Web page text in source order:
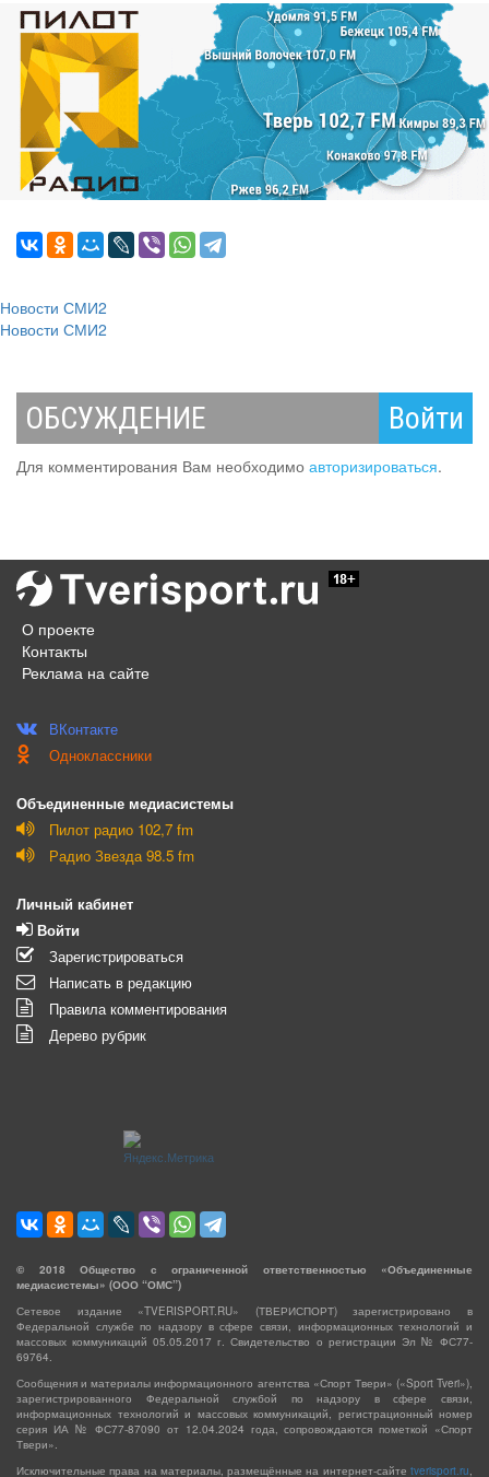
Новости СМИ2
Новости СМИ2
ОБСУЖДЕНИЕ Войти
Для комментирования Вам необходимо авторизироваться.
О проекте
Контакты
Реклама на сайте
ВКонтакте
Одноклассники
Объединенные медиасистемы
Пилот радио 102,7 fm
Радио Звезда 98.5 fm
Личный кабинет
Войти
Зарегистрироваться
Написать в редакцию
Правила комментирования
Дерево рубрик
© 2018 Общество с ограниченной ответственностью «Объединенные
медиасистемы» (ООО “ОМС”)
Сетевое издание «TVERISPORT.RU» (ТВЕРИСПОРТ) зарегистрировано в
Федеральной службе по надзору в сфере связи, информационных технологий и
массовых коммуникаций 05.05.2017 г. Свидетельство о регистрации Эл № ФС77-
69764.
Сообщения и материалы информационного агентства «Спорт Твери» («Sport Tveri»),
зарегистрированного Федеральной службой по надзору в сфере связи,
информационных технологий и массовых коммуникаций, регистрационный номер
серия ИА № ФС77-87090 от 12.04.2024 года, сопровождаются пометкой «Спорт
Твери».
Исключительные права на материалы, размещённые на интернет-сайте tverisport.ru,